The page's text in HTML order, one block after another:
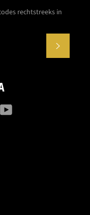
rechtstreeks in
Instagram